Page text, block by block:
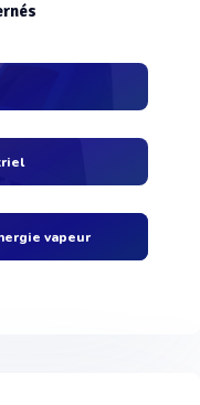
vapeur